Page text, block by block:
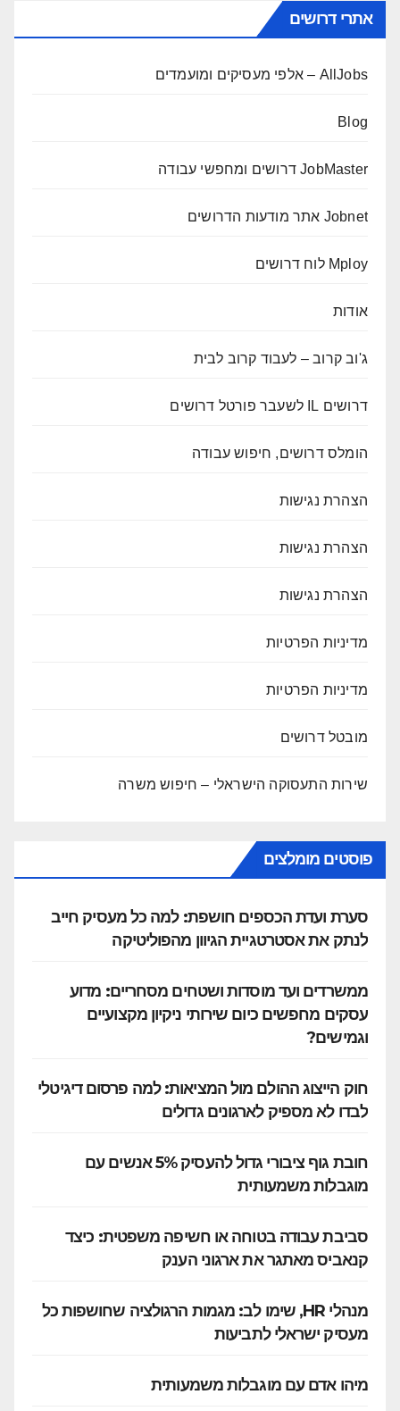
אתרי דרושים
AllJobs – אלפי מעסיקים ומועמדים
Blog
JobMaster דרושים ומחפשי עבודה
Jobnet אתר מודעות הדרושים
Mploy לוח דרושים
אודות
ג'וב קרוב – לעבוד קרוב לבית
דרושים IL לשעבר פורטל דרושים
הומלס דרושים, חיפוש עבודה
הצהרת נגישות
הצהרת נגישות
הצהרת נגישות
מדיניות הפרטיות
מדיניות הפרטיות
מובטל דרושים
שירות התעסוקה הישראלי – חיפוש משרה
פוסטים מומלצים
סערת ועדת הכספים חושפת: למה כל מעסיק חייב
לנתק את אסטרטגיית הגיוון מהפוליטיקה
ממשרדים ועד מוסדות ושטחים מסחריים: מדוע
עסקים מחפשים כיום שירותי ניקיון מקצועיים
וגמישים?
חוק הייצוג ההולם מול המציאות: למה פרסום דיגיטלי
לבדו לא מספיק לארגונים גדולים
חובת גוף ציבורי גדול להעסיק 5% אנשים עם
מוגבלות משמעותית
סביבת עבודה בטוחה או חשיפה משפטית: כיצד
קנאביס מאתגר את ארגוני הענק
מנהלי HR, שימו לב: מגמות הרגולציה שחושפות כל
מעסיק ישראלי לתביעות
מיהו אדם עם מוגבלות משמעותית